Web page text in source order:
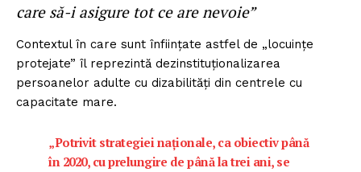
care să-i asigure tot ce are nevoie”
Contextul în care sunt înființate astfel de „locuințe
protejate” îl reprezintă dezinstituționalizarea
persoanelor adulte cu dizabilități din centrele cu
capacitate mare.
„Potrivit strategiei naționale, ca obiectiv până
în 2020, cu prelungire de până la trei ani, se